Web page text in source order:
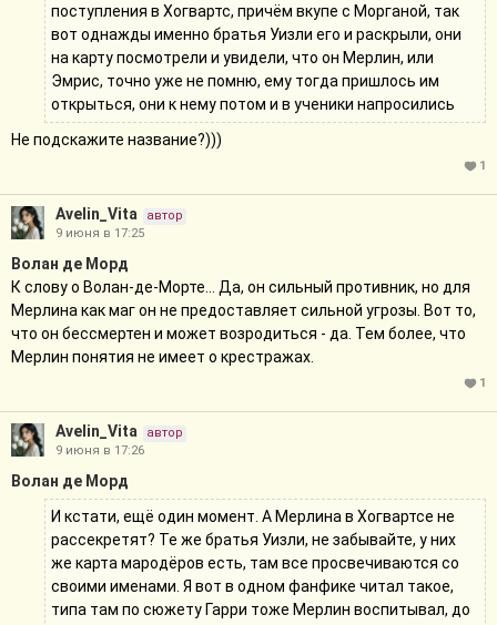
поступления в Хогвартс, причём вкупе с Морганой, так
вот однажды именно братья Уизли его и раскрыли, они
на карту посмотрели и увидели, что он Мерлин, или
Эмрис, точно уже не помню, ему тогда пришлось им
открыться, они к нему потом и в ученики напросились
Не подскажите название?)))
1
Avelin_Vita
автор
9 июня в 17:25
Волан де Морд
К слову о Волан-де-Морте... Да, он сильный противник, но для
Мерлина как маг он не предоставляет сильной угрозы. Вот то,
что он бессмертен и может возродиться - да. Тем более, что
Мерлин понятия не имеет о крестражах.
1
Avelin_Vita
автор
9 июня в 17:26
Волан де Морд
И кстати, ещё один момент. А Мерлина в Хогвартсе не
рассекретят? Те же братья Уизли, не забывайте, у них
же карта мародёров есть, там все просвечиваются со
своими именами. Я вот в одном фанфике читал такое,
типа там по сюжету Гарри тоже Мерлин воспитывал, до